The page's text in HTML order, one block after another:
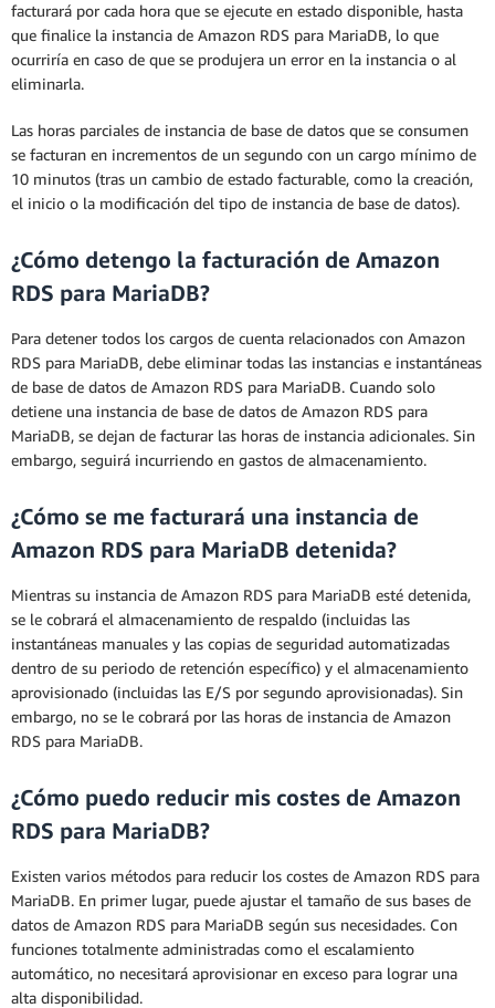
facturará por cada hora que se ejecute en estado disponible, hasta
que finalice la instancia de Amazon RDS para MariaDB, lo que
ocurriría en caso de que se produjera un error en la instancia o al
eliminarla.
Las horas parciales de instancia de base de datos que se consumen
se facturan en incrementos de un segundo con un cargo mínimo de
10 minutos (tras un cambio de estado facturable, como la creación,
el inicio o la modificación del tipo de instancia de base de datos).
¿Cómo detengo la facturación de Amazon
RDS para MariaDB?
Para detener todos los cargos de cuenta relacionados con Amazon
RDS para MariaDB, debe eliminar todas las instancias e instantáneas
de base de datos de Amazon RDS para MariaDB. Cuando solo
detiene una instancia de base de datos de Amazon RDS para
MariaDB, se dejan de facturar las horas de instancia adicionales. Sin
embargo, seguirá incurriendo en gastos de almacenamiento.
¿Cómo se me facturará una instancia de
Amazon RDS para MariaDB detenida?
Mientras su instancia de Amazon RDS para MariaDB esté detenida,
se le cobrará el almacenamiento de respaldo (incluidas las
instantáneas manuales y las copias de seguridad automatizadas
dentro de su periodo de retención específico) y el almacenamiento
aprovisionado (incluidas las E/S por segundo aprovisionadas). Sin
embargo, no se le cobrará por las horas de instancia de Amazon
RDS para MariaDB.
¿Cómo puedo reducir mis costes de Amazon
RDS para MariaDB?
Existen varios métodos para reducir los costes de Amazon RDS para
MariaDB. En primer lugar, puede ajustar el tamaño de sus bases de
datos de Amazon RDS para MariaDB según sus necesidades. Con
funciones totalmente administradas como el escalamiento
automático, no necesitará aprovisionar en exceso para lograr una
alta disponibilidad.